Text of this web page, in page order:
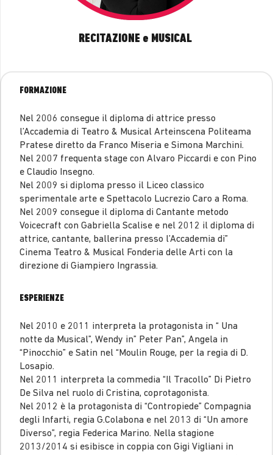
RECITAZIONE e MUSICAL
FORMAZIONE
Nel 2006 consegue il diploma di attrice presso
l’Accademia di Teatro & Musical Arteinscena Politeama
Pratese diretto da Franco Miseria e Simona Marchini.
Nel 2007 frequenta stage con Alvaro Piccardi e con Pino
e Claudio Insegno.
Nel 2009 si diploma presso il Liceo classico
sperimentale arte e Spettacolo Lucrezio Caro a Roma.
Nel 2009 consegue il diploma di Cantante metodo
Voicecraft con Gabriella Scalise e nel 2012 il diploma di
attrice, cantante, ballerina presso l’Accademia di”
Cinema Teatro & Musical Fonderia delle Arti con la
direzione di Giampiero Ingrassia.
ESPERIENZE
Nel 2010 e 2011 interpreta la protagonista in “ Una
notte da Musical”, Wendy in” Peter Pan”, Angela in
“Pinocchio” e Satin nel “Moulin Rouge, per la regia di D.
Losapio.
Nel 2011 interpreta la commedia “Il Tracollo” Di Pietro
De Silva nel ruolo di Cristina, coprotagonista.
Nel 2012 è la protagonista di “Contropiede” Compagnia
degli Infarti, regia G.Colabona e nel 2013 di “Un amore
Diverso”, regia Federica Marino. Nella stagione
2013/2014 si esibisce in coppia con Gigi Vigliani in